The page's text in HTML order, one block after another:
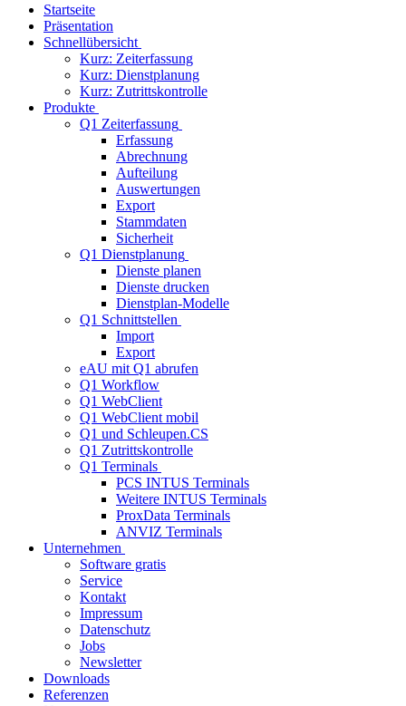
Startseite
Präsentation
Schnellübersicht
Kurz: Zeiterfassung
Kurz: Dienstplanung
Kurz: Zutrittskontrolle
Produkte
Q1 Zeiterfassung
Erfassung
Abrechnung
Aufteilung
Auswertungen
Export
Stammdaten
Sicherheit
Q1 Dienstplanung
Dienste planen
Dienste drucken
Dienstplan-Modelle
Q1 Schnittstellen
Import
Export
eAU mit Q1 abrufen
Q1 Workflow
Q1 WebClient
Q1 WebClient mobil
Q1 und Schleupen.CS
Q1 Zutrittskontrolle
Q1 Terminals
PCS INTUS Terminals
Weitere INTUS Terminals
ProxData Terminals
ANVIZ Terminals
Unternehmen
Software gratis
Service
Kontakt
Impressum
Datenschutz
Jobs
Newsletter
Downloads
Referenzen